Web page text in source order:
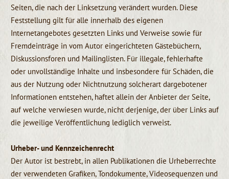
Seiten, die nach der Linksetzung verändert wurden. Diese
Feststellung gilt für alle innerhalb des eigenen
Internetangebotes gesetzten Links und Verweise sowie für
Fremdeinträge in vom Autor eingerichteten Gästebüchern,
Diskussionsforen und Mailinglisten. Für illegale, fehlerhafte
oder unvollständige Inhalte und insbesondere für Schäden, die
aus der Nutzung oder Nichtnutzung solcherart dargebotener
Informationen entstehen, haftet allein der Anbieter der Seite,
auf welche verwiesen wurde, nicht derjenige, der über Links auf
die jeweilige Veröffentlichung lediglich verweist.
Urheber- und Kennzeichenrecht
Der Autor ist bestrebt, in allen Publikationen die Urheberrechte
der verwendeten Grafiken, Tondokumente, Videosequenzen und